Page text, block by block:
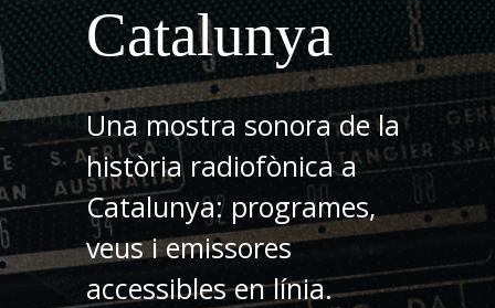
Catalunya
Una mostra sonora de la
història radiofònica a
Catalunya: programes,
veus i emissores
accessibles en línia.